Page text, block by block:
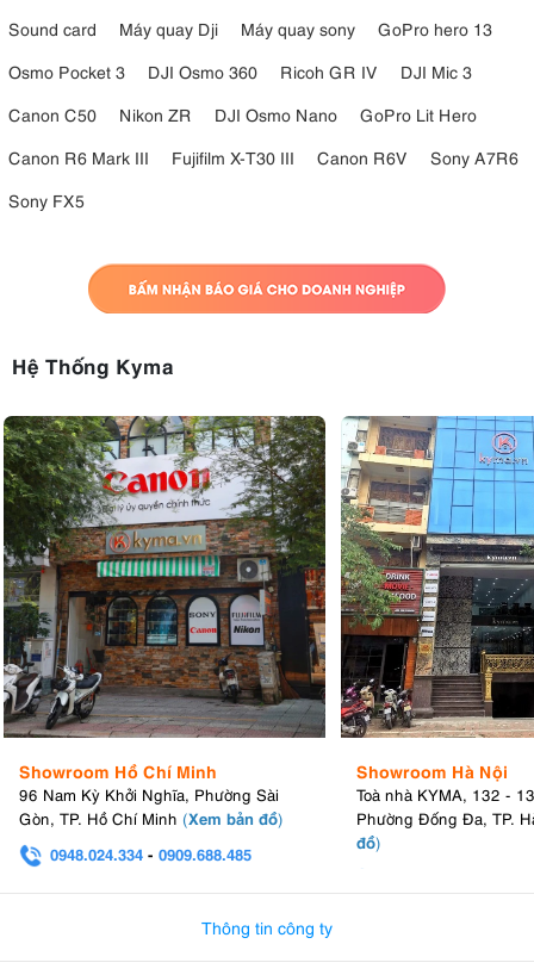
Sound card
Máy quay Dji Máy quay sony
GoPro hero 13
Osmo Pocket 3
DJI Osmo 360 Ricoh GR IV
DJI Mic 3
Canon C50
Nikon ZR DJI Osmo Nano
GoPro Lit Hero
Canon R6 Mark III
Fujifilm X-T30 III Canon R6V
Sony A7R6
Sony FX5
Hệ Thống Kyma
Showroom Hồ Chí Minh
96 Nam Kỳ Khởi Nghĩa, Phường Sài
Gòn, TP. Hồ Chí Minh (Xem bản đồ)
0948.024.334 - 0909.688.485
Showroom Hà Nội
Toà nhà KYMA, 132 -
Phường Đống Đa, TP.
đồ)
Thông tin công ty